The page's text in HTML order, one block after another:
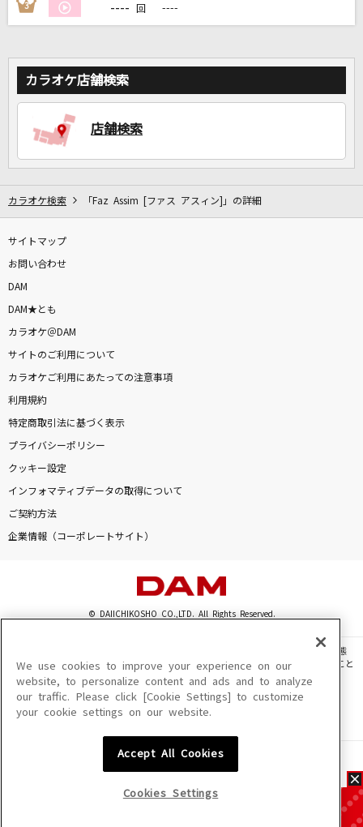
カラオケをもっと楽しもう！
3 ---- 回 ----
カラオケ店舗検索
店舗検索
カラオケ検索 「Faz Assim [ファス アスィン]」の詳細
サイトマップ
お問い合わせ
DAM
DAM★とも
カラオケ＠DAM
サイトのご利用について
カラオケご利用にあたっての注意事項
利用規約
特定商取引法に基づく表示
プライバシーポリシー
クッキー設定
インフォマティブデータの取得について
ご契約方法
企業情報（コーポレートサイト）
© DAIICHIKOSHO CO.,LTD. All Rights Reserved.
このサイトに掲載されている一切の文章・画像・写真・動画・音声等を、手段や形態
を問わず、著作権法の定める範囲を超えて無断で複製、転載、ファイル化などすること
を禁じます。
楽曲及びコンテンツは、機種によりご利用いただけない場合があります。
楽曲及びコンテンツの配信日、配信内容が変更になる場合があります。
We use cookies to improve your experience on our
website, to personalize content and ads and to analyze
our traffic. Please click [Cookie Settings] to customize
your cookie settings on our website.
Accept All Cookies
Cookies Settings